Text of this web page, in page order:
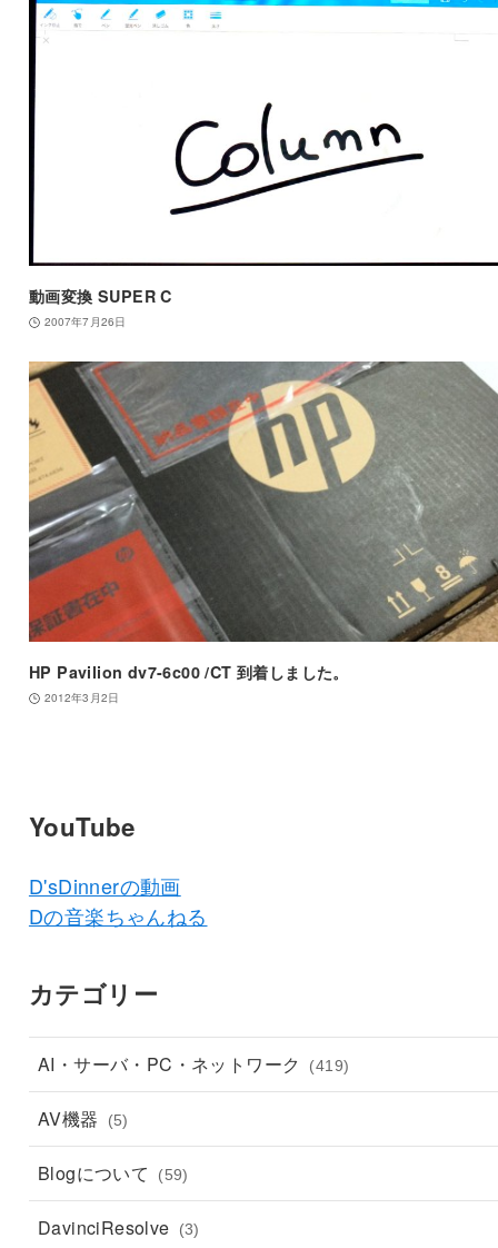
動画変換 SUPER C
2007年7月26日
HP Pavilion dv7-6c00 /CT 到着しました。
2012年3月2日
YouTube
D'sDinnerの動画
Dの音楽ちゃんねる
カテゴリー
AI・サーバ・PC・ネットワーク (419)
AV機器 (5)
Blogについて (59)
DavinciResolve (3)